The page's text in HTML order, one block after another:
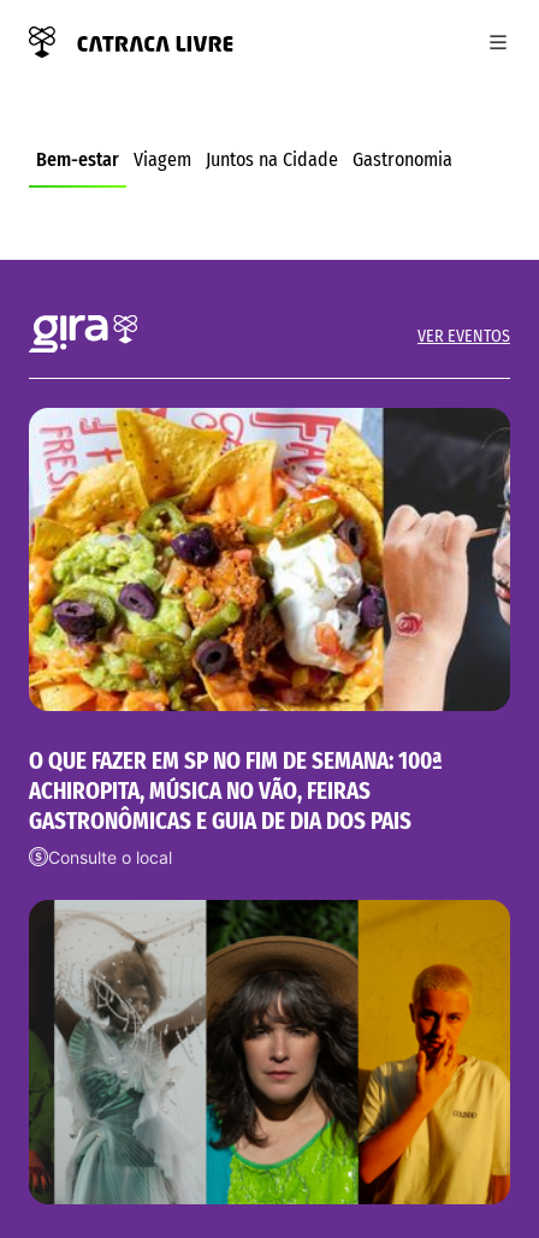
Bem-estar Viagem Juntos na Cidade Gastronomia
CARDIOVASCULARES
VER EVENTOS
O QUE FAZER EM SP NO FIM DE SEMANA: 100ª
ACHIROPITA, MÚSICA NO VÃO, FEIRAS
GASTRONÔMICAS E GUIA DE DIA DOS PAIS
Consulte o local